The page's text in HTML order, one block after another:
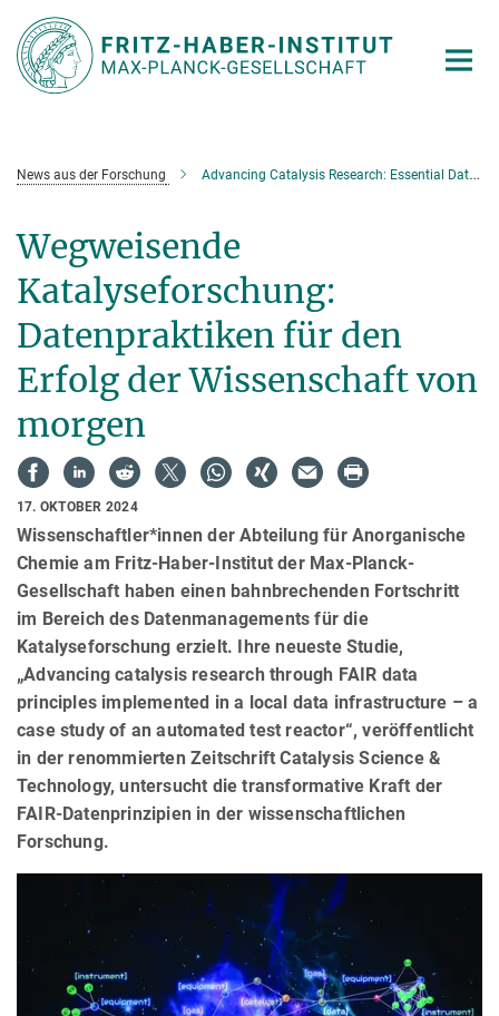
Hauptinhalt
News aus der Forschung Advancing Catalysis Research: Essential Data Practices for Future Scientific Success
Wegweisende
Katalyseforschung:
Datenpraktiken für den
Erfolg der Wissenschaft von
morgen
17. OKTOBER 2024
Wissenschaftler*innen der Abteilung für Anorganische
Chemie am Fritz-Haber-Institut der Max-Planck-
Gesellschaft haben einen bahnbrechenden Fortschritt
im Bereich des Datenmanagements für die
Katalyseforschung erzielt. Ihre neueste Studie,
„Advancing catalysis research through FAIR data
principles implemented in a local data infrastructure – a
case study of an automated test reactor“, veröffentlicht
in der renommierten Zeitschrift Catalysis Science &
Technology, untersucht die transformative Kraft der
FAIR-Datenprinzipien in der wissenschaftlichen
Forschung.